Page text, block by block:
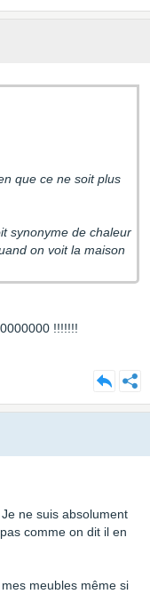
que ce ne soit plus
synonyme de chaleur
on voit la maison
!!!!!!!
ne suis absolument
comme on dit il en
meubles même si